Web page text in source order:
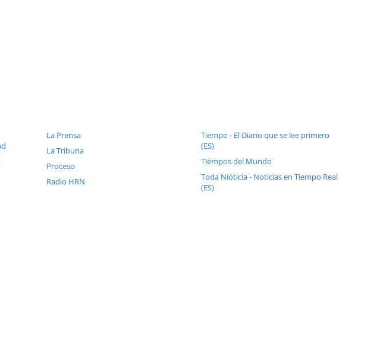
La Prensa
La Tribuna
Proceso
Radio HRN
Tiempo - El Diario que se lee primero
(ES)
Tiempos del Mundo
Toda Nióticia - Noticias en Tiempo Real
(ES)